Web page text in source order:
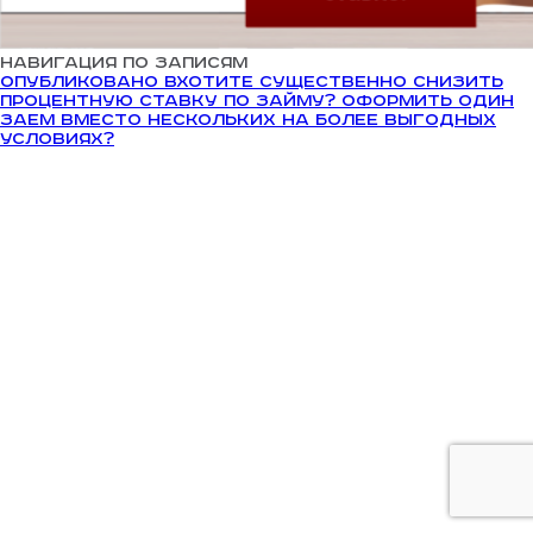
Навигация по записям
Опубликовано вХотите существенно снизить
процентную ставку по займу? Оформить один
заем вместо нескольких на более выгодных
условиях?